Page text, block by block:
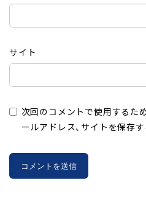
サイト
次回のコメントで使用するた
ールアドレス、サイトを保存す